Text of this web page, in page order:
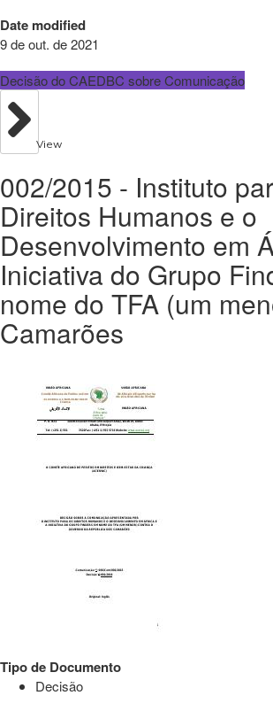
Date modified
9 de out. de 2021
Decisão do CAEDBC sobre Comunicação
View
002/2015 - Instituto
Direitos Humanos e o
Desenvolvimento em
Iniciativa do Grupo
nome do TFA (um
Camarões
Tipo de Documento
Decisão